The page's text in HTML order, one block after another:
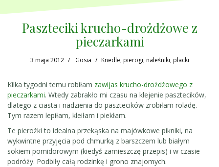
Paszteciki krucho-drożdżowe z
pieczarkami
3 maja 2012 Gosia Knedle, pierogi, naleśniki, placki
Kilka tygodni temu robiłam zawijas krucho-drożdżowego z
pieczarkami. Wtedy zabrakło mi czasu na klejenie pasztecików,
dlatego z ciasta i nadzienia do pasztecików zrobiłam roladę.
Tym razem lepiłam, kleiłam i piekłam.
Te pierożki to idealna przekąska na majówkowe pikniki, na
wykwintne przyjęcia pod chmurką z barszczem lub białym
sokiem pomidorowym (kiedyś zamieszczę przepis) i w czasie
podróży. Podbiły całą rodzinkę i grono znajomych.